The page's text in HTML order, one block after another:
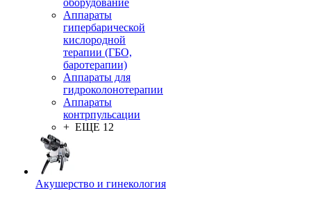
оборудование
Аппараты
гипербарической
кислородной
терапии (ГБО,
баротерапии)
Аппараты для
гидроколонотерапии
Аппараты
контрпульсации
+ ЕЩЕ 12
Акушерство и гинекология